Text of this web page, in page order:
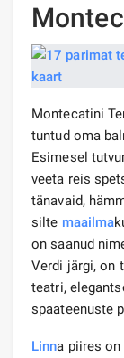
Montecatini
tuntud oma
Esimesel
veeta reis
tänavaid,
silte maailma
on saanud
Verdi järgi, on
teatri,
spaateenuste
Linna piires